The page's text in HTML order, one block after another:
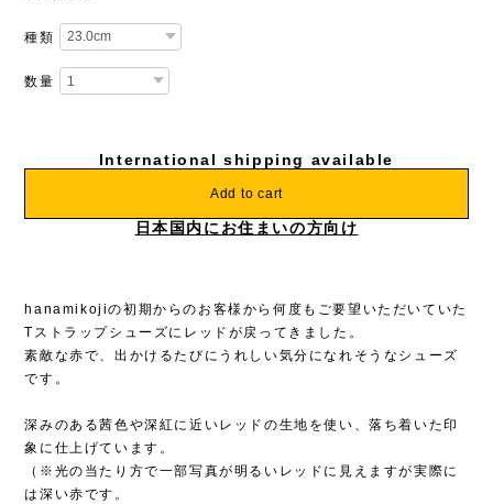
種類
数量
International shipping available
Add to cart
日本国内にお住まいの方向け
hanamikojiの初期からのお客様から何度もご要望いただいていた
Tストラップシューズにレッドが戻ってきました。
素敵な赤で、出かけるたびにうれしい気分になれそうなシューズ
です。
深みのある茜色や深紅に近いレッドの生地を使い、落ち着いた印
象に仕上げています。
（※光の当たり方で一部写真が明るいレッドに見えますが実際に
は深い赤です。